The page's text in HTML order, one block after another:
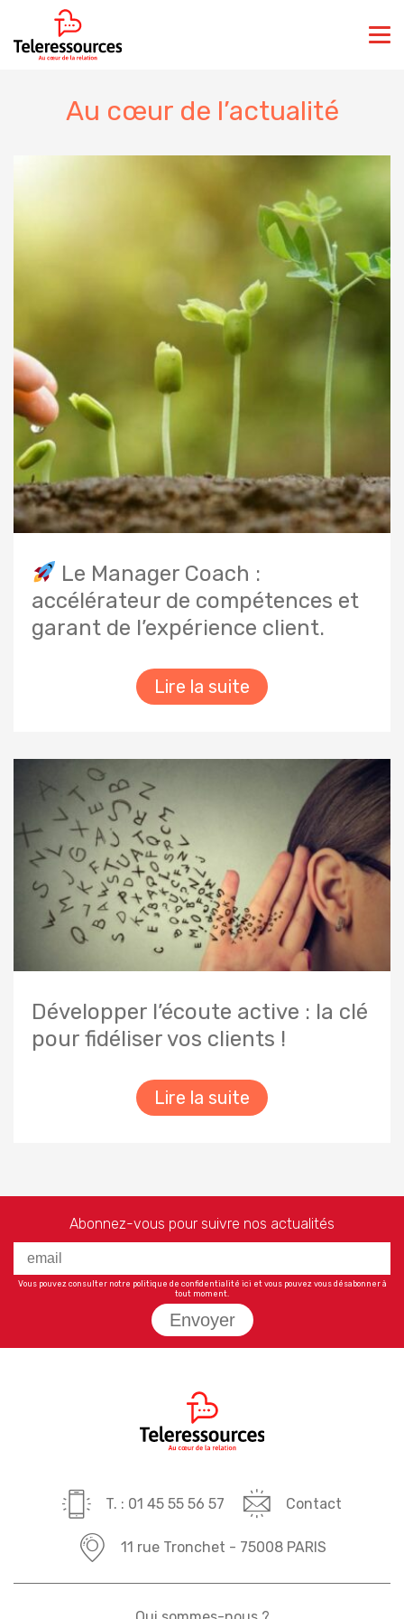
Au cœur de l’actualité
Le Manager Coach :
accélérateur de compétences et
garant de l’expérience client.
Lire la suite
Développer l’écoute active : la clé
pour fidéliser vos clients !
Lire la suite
Abonnez-vous pour suivre nos actualités
Vous pouvez consulter notre politique de confidentialité ici et vous pouvez vous désabonner à
tout moment.
Envoyer
T. : 01 45 55 56 57 Contact
11 rue Tronchet - 75008 PARIS